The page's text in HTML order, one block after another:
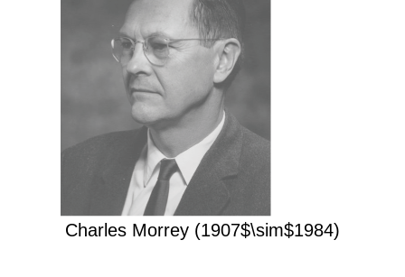
Charles Morrey (1907$\sim$1984)